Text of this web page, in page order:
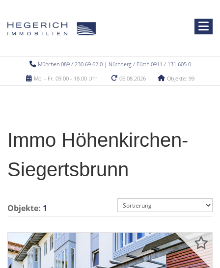
München 089 / 230 69 62 0 | Nürnberg / Fürth 0911 / 131 605 0
Mo. - Fr. 09.00 - 18.00 Uhr
06.08.2026 Objekte: 99
Immo Höhenkirchen-
Siegertsbrunn
Objekte: 1